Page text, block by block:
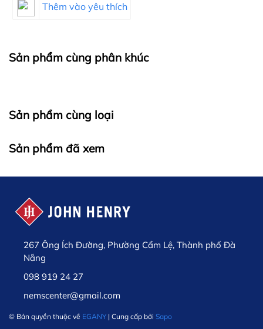
Thêm vào yêu thích
Sản phẩm cùng phân khúc
Sản phẩm cùng loại
Sản phẩm đã xem
267 Ông Ích Đường, Phường Cẩm Lệ, Thành phố Đà
Nẵng
098 919 24 27
nemscenter@gmail.com
© Bản quyền thuộc về EGANY | Cung cấp bởi Sapo